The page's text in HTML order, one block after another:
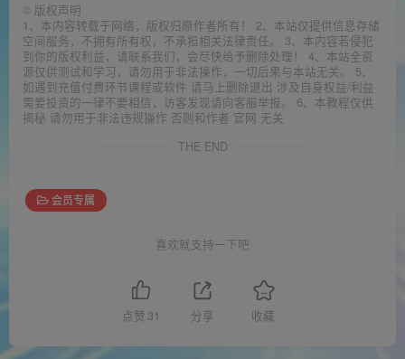
© 版权声明
1、本内容转载于网络，版权归原作者所有！ 2、本站仅提供信息存储
空间服务，不拥有所有权，不承担相关法律责任。 3、本内容若侵犯
到你的版权利益，请联系我们，会尽快给予删除处理！ 4、本站全资
源仅供测试和学习，请勿用于非法操作，一切后果与本站无关。 5、
如遇到充值付费环节课程或软件 请马上删除退出 涉及自身权益/利益
需要投资的一律不要相信，访客发现请向客服举报。 6、本教程仅供
揭秘 请勿用于非法违规操作 否则和作者 官网 无关
THE END
会员专属
喜欢就支持一下吧
点赞 31 分享 收藏